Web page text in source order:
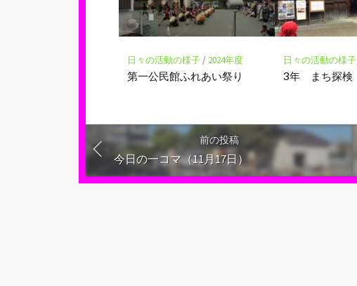
日々の活動の様子/ 2024年度
第一公民館ふれあい祭り
日々の活動の様子
3年 まち探検
前の投稿
今日の一コマ（11月17日）